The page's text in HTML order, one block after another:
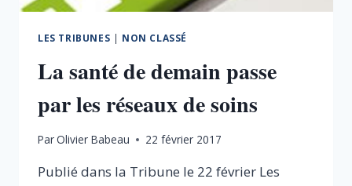
LES TRIBUNES | NON CLASSÉ
La santé de demain passe
par les réseaux de soins
ParOlivier Babeau 22 février 2017
Publié dans la Tribune le 22 février Les